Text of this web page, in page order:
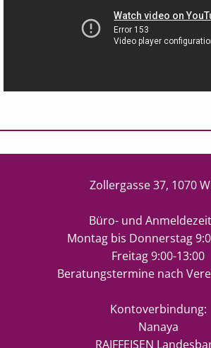
Zollergasse 37, 1070
Büro- und
Montag bis Donnerstag
Freitag 9:00-13:00
Beratungstermine nach
Kontoverbindung:
Nanaya
RAIFFEISEN